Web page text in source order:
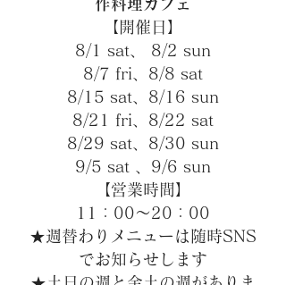
作料理カフェ
【開催日】
8/1 sat、 8/2 sun
8/7 fri、8/8 sat
8/15 sat、8/16 sun
8/21 fri、8/22 sat
8/29 sat、8/30 sun
9/5 sat 、9/6 sun
【営業時間】
11：00～20：00
★週替わりメニューは随時SNS
でお知らせします